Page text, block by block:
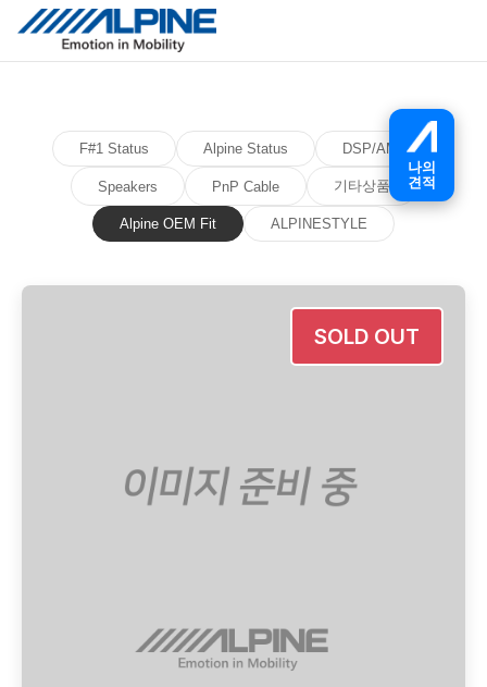
F#1 Status Alpine Status DSP/AMP
Speakers PnP Cable 기타상품
Alpine OEM Fit ALPINESTYLE
SOLD OUT
나의
견적